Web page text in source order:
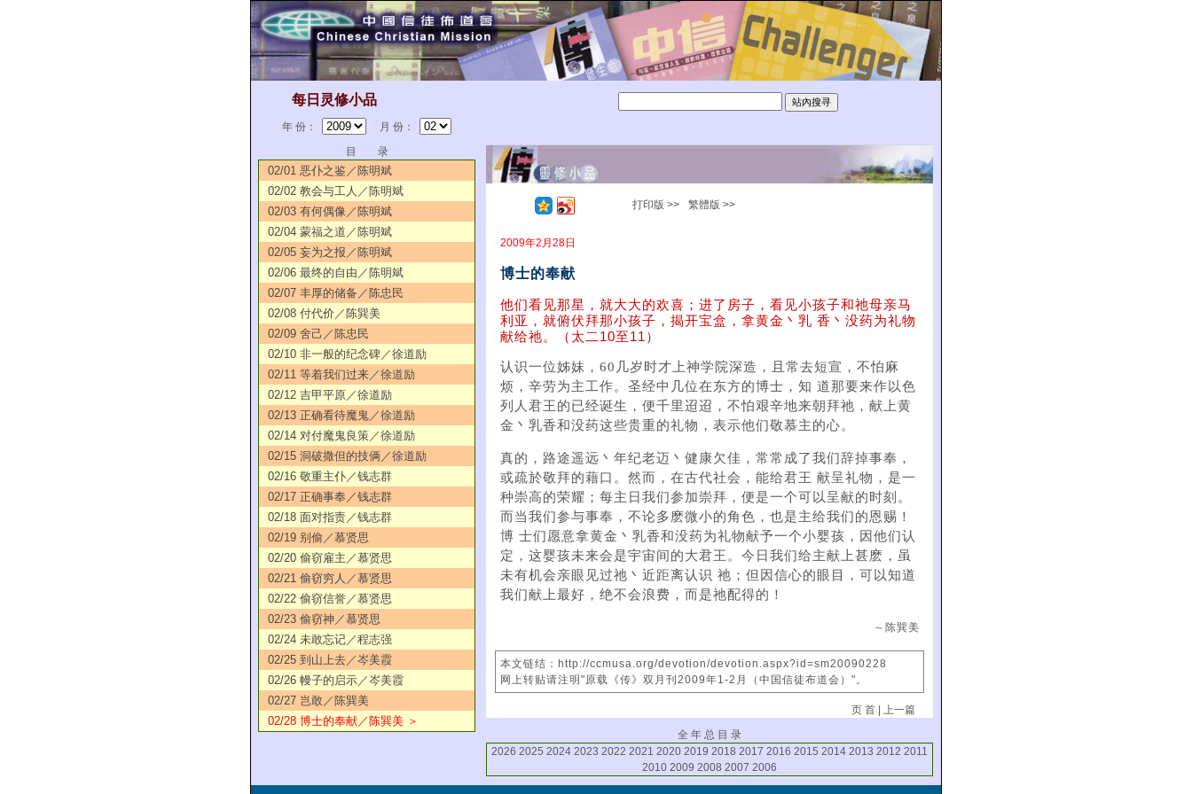
每日灵修小品
年 份：
月 份：
目 录
02/01 恶仆之鉴／陈明斌
02/02 教会与工人／陈明斌
02/03 有何偶像／陈明斌
02/04 蒙福之道／陈明斌
02/05 妄为之报／陈明斌
02/06 最终的自由／陈明斌
02/07 丰厚的储备／陈忠民
02/08 付代价／陈巽美
02/09 舍己／陈忠民
02/10 非一般的纪念碑／徐道励
02/11 等着我们过来／徐道励
02/12 吉甲平原／徐道励
02/13 正确看待魔鬼／徐道励
02/14 对付魔鬼良策／徐道励
02/15 洞破撒但的技俩／徐道励
02/16 敬重主仆／钱志群
02/17 正确事奉／钱志群
02/18 面对指责／钱志群
02/19 别偷／慕贤思
02/20 偷窃雇主／慕贤思
02/21 偷窃穷人／慕贤思
02/22 偷窃信誉／慕贤思
02/23 偷窃神／慕贤思
02/24 未敢忘记／程志强
02/25 到山上去／岑美霞
02/26 幔子的启示／岑美霞
02/27 岂敢／陈巽美
02/28 博士的奉献／陈巽美 ＞
打印版 >> 繁體版 >>
2009年2月28日
博士的奉献
他们看见那星，就大大的欢喜；进了房子，看见小孩子和祂母亲马
利亚，就俯伏拜那小孩子，揭开宝盒，拿黄金丶乳 香丶没药为礼物
献给祂。（太二10至11）
认识一位姊妹，60几岁时才上神学院深造，且常去短宣，不怕麻
烦，辛劳为主工作。圣经中几位在东方的博士，知 道那要来作以色
列人君王的已经诞生，便千里迢迢，不怕艰辛地来朝拜祂，献上黄
金丶乳香和没药这些贵重的礼物，表示他们敬慕主的心。
真的，路途遥远丶年纪老迈丶健康欠佳，常常成了我们辞掉事奉，
或疏於敬拜的藉口。然而，在古代社会，能给君王 献呈礼物，是一
种崇高的荣耀；每主日我们参加崇拜，便是一个可以呈献的时刻。
而当我们参与事奉，不论多麽微小的角色，也是主给我们的恩赐！
博 士们愿意拿黄金丶乳香和没药为礼物献予一个小婴孩，因他们认
定，这婴孩未来会是宇宙间的大君王。今日我们给主献上甚麽，虽
未有机会亲眼见过祂丶近距离认识 祂；但因信心的眼目，可以知道
我们献上最好，绝不会浪费，而是祂配得的！
～陈巽美
本文链结：http://ccmusa.org/devotion/devotion.aspx?id=sm20090228
网上转贴请注明"原载《传》双月刊2009年1-2月（中国信徒布道会）"。
页 首 |
上一篇
全 年 总 目 录
2026 2025 2024 2023 2022 2021 2020 2019 2018 2017 2016 2015 2014 2013 2012 2011
2010 2009 2008 2007 2006